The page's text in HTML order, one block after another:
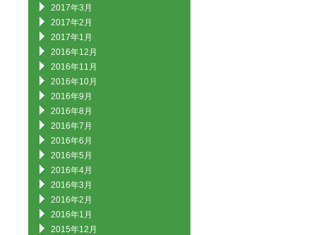
2017年3月
2017年2月
2017年1月
2016年12月
2016年11月
2016年10月
2016年9月
2016年8月
2016年7月
2016年6月
2016年5月
2016年4月
2016年3月
2016年2月
2016年1月
2015年12月